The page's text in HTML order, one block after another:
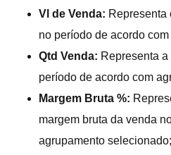
Vl de Venda: Representa
no período de acordo
Qtd Venda: Representa
período de acordo com
Margem Bruta %:
margem bruta da venda
agrupamento selecionado;